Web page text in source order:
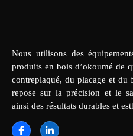
Nous utilisons des
produits en bois d’okoumé de
contreplaqué, du placage et du
repose sur la précision et le
ainsi des résultats durables et